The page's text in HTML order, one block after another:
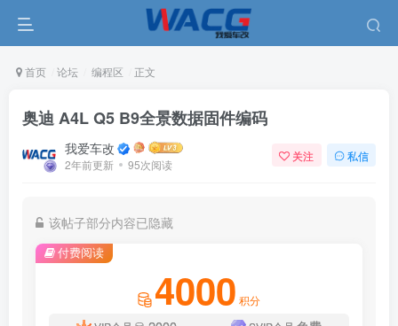
首页 论坛 编程区 正文
奥迪 A4L Q5 B9全景数据固件编码
我爱车改
2年前更新 95次阅读
关注 私信
该帖子部分内容已隐藏
付费阅读
4000 积分